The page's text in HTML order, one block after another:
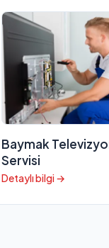
Baymak
Servisi
Detaylı bilgi →